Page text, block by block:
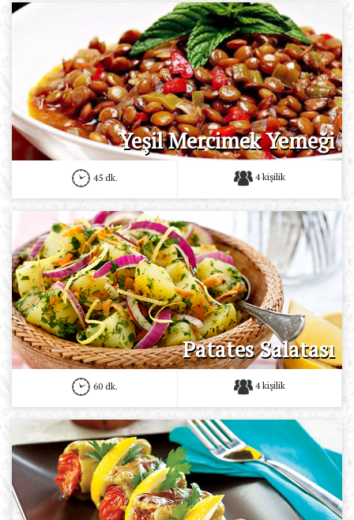
Yeşil Mercimek Yemeği
45 dk. 4 kişilik
Patates Salatası
60 dk. 4 kişilik